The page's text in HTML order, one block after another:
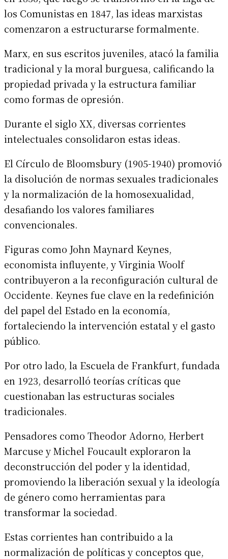
los Comunistas en 1847, las ideas marxistas
comenzaron a estructurarse formalmente.
Marx, en sus escritos juveniles, atacó la familia
tradicional y la moral burguesa, calificando la
propiedad privada y la estructura familiar
como formas de opresión.
Durante el siglo XX, diversas corrientes
intelectuales consolidaron estas ideas.
El Círculo de Bloomsbury (1905-1940) promovió
la disolución de normas sexuales tradicionales
y la normalización de la homosexualidad,
desafiando los valores familiares
convencionales.
Figuras como John Maynard Keynes,
economista influyente, y Virginia Woolf
contribuyeron a la reconfiguración cultural de
Occidente. Keynes fue clave en la redefinición
del papel del Estado en la economía,
fortaleciendo la intervención estatal y el gasto
público.
Por otro lado, la Escuela de Frankfurt, fundada
en 1923, desarrolló teorías críticas que
cuestionaban las estructuras sociales
tradicionales.
Pensadores como Theodor Adorno, Herbert
Marcuse y Michel Foucault exploraron la
deconstrucción del poder y la identidad,
promoviendo la liberación sexual y la ideología
de género como herramientas para
transformar la sociedad.
Estas corrientes han contribuido a la
normalización de políticas y conceptos que,